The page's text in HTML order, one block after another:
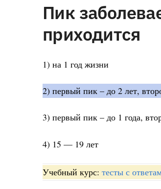
Пик
приходится
1) на 1 год жизни
2) первый пик – до 2 лет,
3) первый пик – до 1 года,
4) 15 — 19 лет
Учебный курс: тесты с